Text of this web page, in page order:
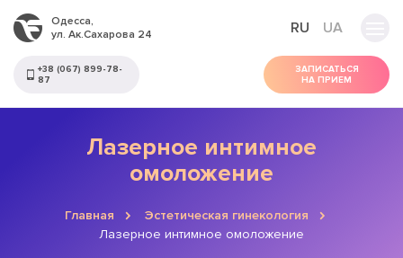
Одесса,
ул. Ак.Сахарова 24
RU UA
+38 (067) 899-78-
87
ЗАПИСАТЬСЯ
НА ПРИЕМ
Лазерное интимное
омоложение
Главная
Эстетическая гинекология
Лазерное интимное омоложение